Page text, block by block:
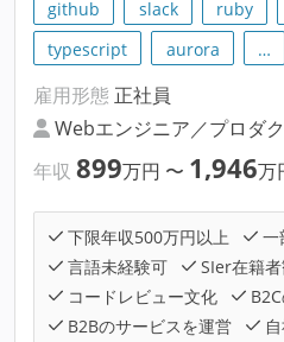
github slack ruby
typescript
aurora …
雇用形態 正社員
Webエンジニア／プロダ
年収 899万円 〜 1,946万
下限年収500万円以上
一
言語未経験可
SIer在籍
コードレビュー文化
B2Bのサービスを運営